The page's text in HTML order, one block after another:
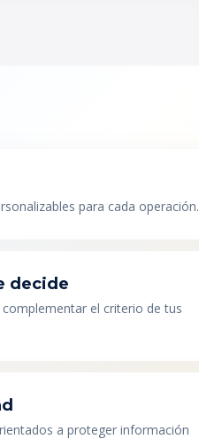
para cada operación.
decide
el criterio de tus
a proteger información